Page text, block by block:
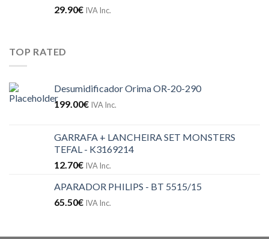
29.90€ IVA Inc.
TOP RATED
Desumidificador Orima OR-20-290
199.00€ IVA Inc.
GARRAFA + LANCHEIRA SET MONSTERS
TEFAL - K3169214
12.70€ IVA Inc.
APARADOR PHILIPS - BT 5515/15
65.50€ IVA Inc.